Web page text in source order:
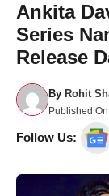
Ankita
Series
Release
By Rohit
Published
Follow Us: